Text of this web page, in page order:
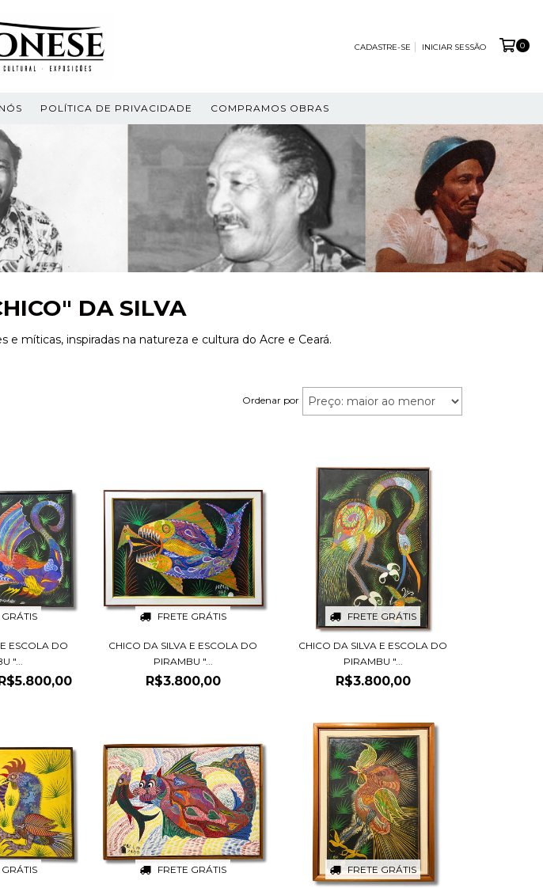
CADASTRE-SE INICIAR SESSÃO 0
POLÍTICA DE PRIVACIDADE COMPRAMOS OBRAS
DA SILVA
e míticas, inspiradas na natureza e cultura do Acre e Ceará.
Ordenar por
ESCOLA DO
"...
FRETE GRÁTIS
CHICO DA SILVA E ESCOLA DO
PIRAMBU "...
R$3.800,00
FRETE GRÁTIS
CHICO DA SILVA E ESCOLA DO
PIRAMBU "...
R$3.800,00
FRETE GRÁTIS FRETE GRÁTIS